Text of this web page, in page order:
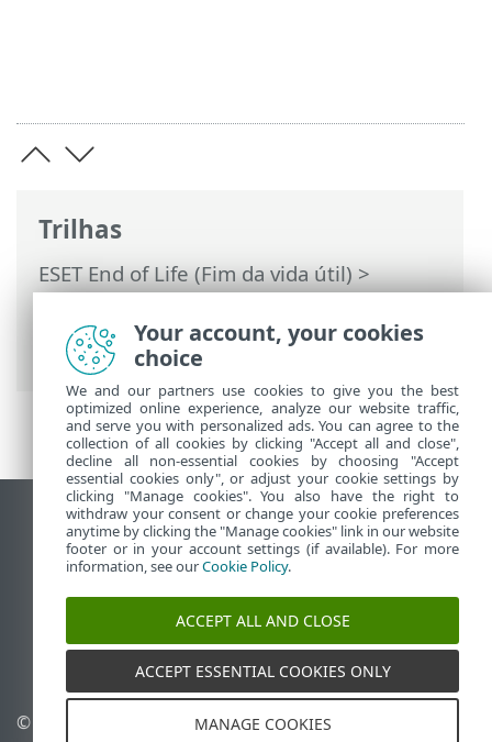
Trilhas
ESET End of Life (Fim da vida útil)>
Política de fim da vida útil para
domésticos & pequenos escritórios>
Ciclo de vida do aplicativo
Ver site para desktop
End of Life
Base de conhecimento ESET
ESET Status Portal
Suporte regional
© 1992 - 2026 ESET, spol. s
Gerenciar cookies
Your account, your cookies
choice
We and our partners use cookies to give you the best
optimized online experience, analyze our website traffic,
and serve you with personalized ads. You can agree to the
collection of all cookies by clicking "Accept all and close",
decline all non-essential cookies by choosing "Accept
essential cookies only", or adjust your cookie settings by
clicking "Manage cookies". You also have the right to
withdraw your consent or change your cookie preferences
anytime by clicking the "Manage cookies" link in our website
footer or in your account settings (if available). For more
information, see ourCookie Policy.
ACCEPT ALL AND CLOSE
ACCEPT ESSENTIAL COOKIES ONLY
MANAGE COOKIES